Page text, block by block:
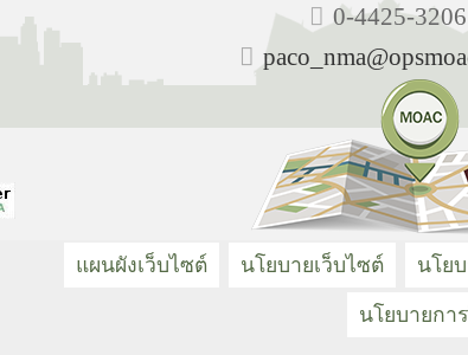
0-4425-3206
แผนผังเว็บไซต์ นโยบายเว็บไซต์ นโย
นโยบายกา